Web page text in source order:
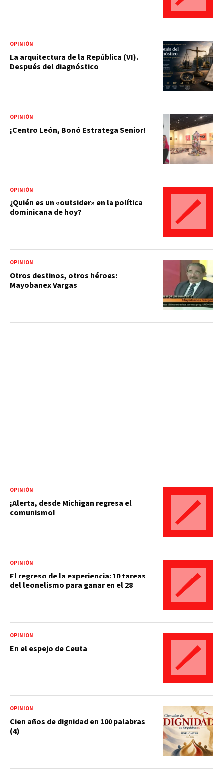
OPINIÓN
La arquitectura de la República (VI).
Después del diagnóstico
OPINIÓN
¡Centro León, Bonó Estratega Senior!
OPINIÓN
¿Quién es un «outsider» en la política
dominicana de hoy?
OPINIÓN
Otros destinos, otros héroes:
Mayobanex Vargas
OPINIÓN
¡Alerta, desde Michigan regresa el
comunismo!
OPINIÓN
El regreso de la experiencia: 10 tareas
del leonelismo para ganar en el 28
OPINIÓN
En el espejo de Ceuta
OPINIÓN
Cien años de dignidad en 100 palabras
(4)